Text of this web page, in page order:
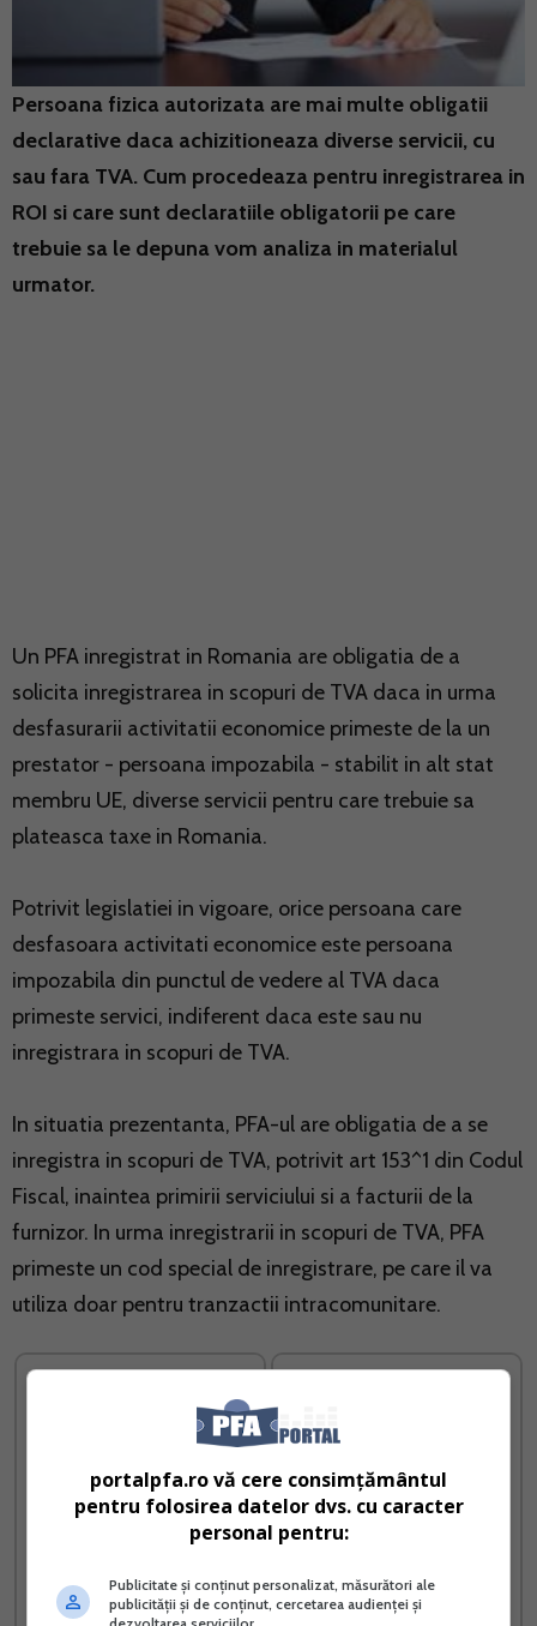
Persoana fizica autorizata are mai multe obligatii
declarative daca achizitioneaza diverse servicii, cu
sau fara TVA. Cum procedeaza pentru inregistrarea in
ROI si care sunt declaratiile obligatorii pe care
trebuie sa le depuna vom analiza in materialul
urmator.
Un PFA inregistrat in Romania are obligatia de a
solicita inregistrarea in scopuri de TVA daca in urma
desfasurarii activitatii economice primeste de la un
prestator - persoana impozabila - stabilit in alt stat
membru UE, diverse servicii pentru care trebuie sa
plateasca taxe in Romania.
Potrivit legislatiei in vigoare, orice persoana care
desfasoara activitati economice este persoana
impozabila din punctul de vedere al TVA daca
primeste servici, indiferent daca este sau nu
inregistrara in scopuri de TVA.
In situatia prezentanta, PFA-ul are obligatia de a se
inregistra in scopuri de TVA, potrivit art 153^1 din Codul
Fiscal, inaintea primirii serviciului si a facturii de la
furnizor. In urma inregistrarii in scopuri de TVA, PFA
primeste un cod special de inregistrare, pe care il va
utiliza doar pentru tranzactii intracomunitare.
Registrul de Evidenta Ghid complet Impozitul pe
portalpfa.ro vă cere consimțământul
pentru folosirea datelor dvs. cu caracter
personal pentru:
Publicitate și conținut personalizat, măsurători ale
publicității și de conținut, cercetarea audienței și